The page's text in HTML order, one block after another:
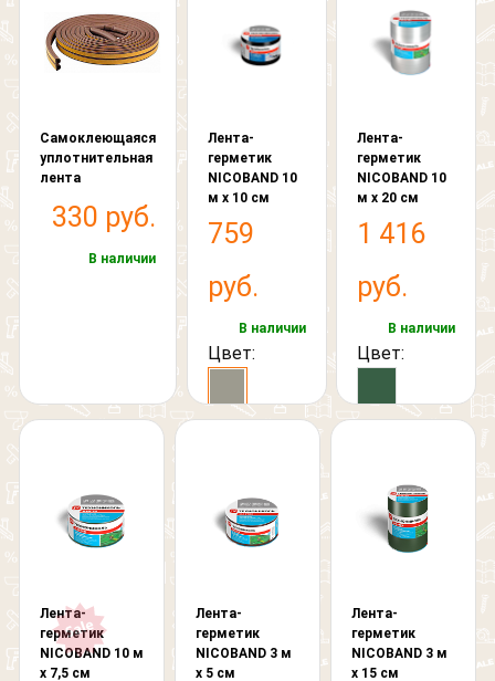
Самоклеющаяся
уплотнительная
лента
330 руб.
В наличии
Лента-
герметик
NICOBAND 10
м х 10 см
759
руб.
В наличии
Цвет:
Лента-
герметик
NICOBAND 10
м х 20 см
1 416
руб.
В наличии
Цвет:
Лента-
герметик
NICOBAND 10 м
х 7,5 см
Лента-
герметик
NICOBAND 3 м
х 5 см
Лента-
герметик
NICOBAND 3 м
х 15 см